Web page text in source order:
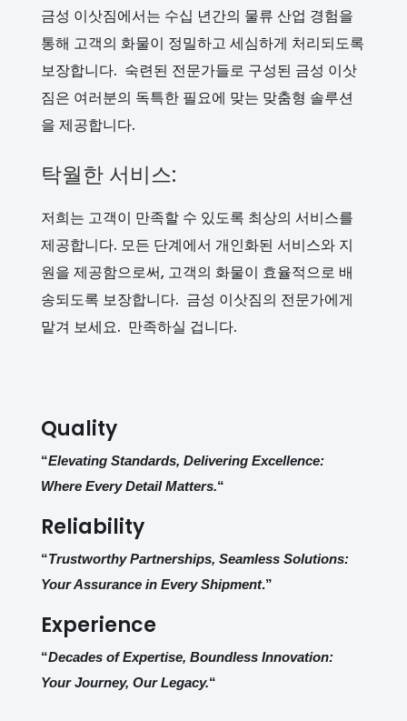
금성 이삿짐에서는 수십 년간의 물류 산업 경험을
통해 고객의 화물이 정밀하고 세심하게 처리되도록
보장합니다. 숙련된 전문가들로 구성된 금성 이삿
짐은 여러분의 독특한 필요에 맞는 맞춤형 솔루션
을 제공합니다.
탁월한 서비스:
저희는 고객이 만족할 수 있도록 최상의 서비스를
제공합니다. 모든 단계에서 개인화된 서비스와 지
원을 제공함으로써, 고객의 화물이 효율적으로 배
송되도록 보장합니다. 금성 이삿짐의 전문가에게
맡겨 보세요. 만족하실 겁니다.
Quality
“Elevating Standards, Delivering Excellence:
Where Every Detail Matters.“
Reliability
“Trustworthy Partnerships, Seamless Solutions:
Your Assurance in Every Shipment.”
Experience
“Decades of Expertise, Boundless Innovation:
Your Journey, Our Legacy.“